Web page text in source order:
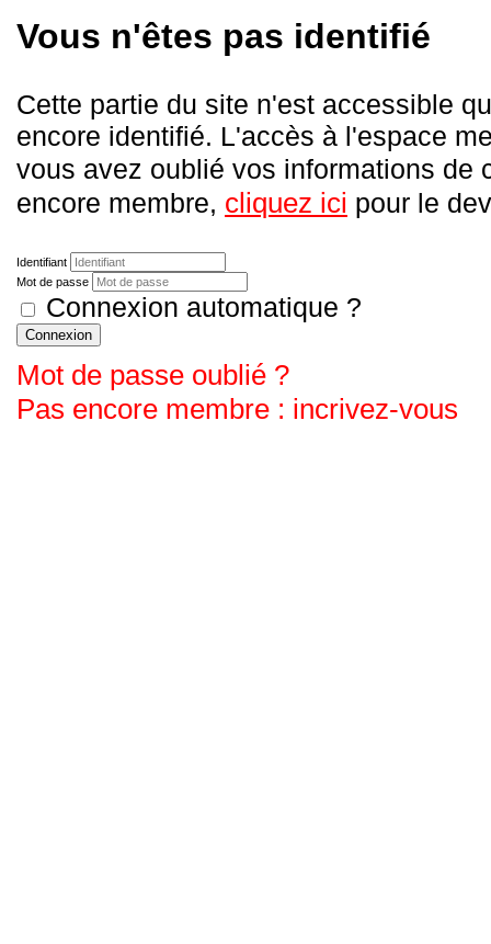
Vous n'êtes pas identifié
Cette partie du site n'est accessible
encore identifié. L'accès à l'espace
vous avez oublié vos informations de
encore membre, cliquez ici pour le
Identifiant
Mot de passe
Connexion automatique ?
Connexion
Mot de passe oublié ?
Pas encore membre : incrivez-vous